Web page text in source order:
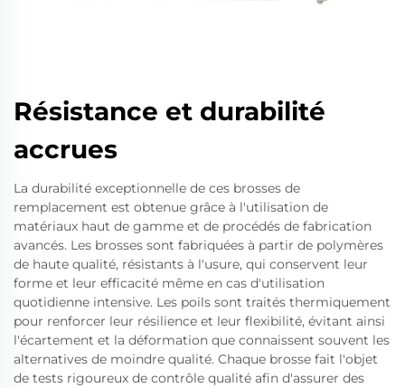
Résistance et durabilité
accrues
La durabilité exceptionnelle de ces brosses de
remplacement est obtenue grâce à l'utilisation de
matériaux haut de gamme et de procédés de fabrication
avancés. Les brosses sont fabriquées à partir de polymères
de haute qualité, résistants à l'usure, qui conservent leur
forme et leur efficacité même en cas d'utilisation
quotidienne intensive. Les poils sont traités thermiquement
pour renforcer leur résilience et leur flexibilité, évitant ainsi
l'écartement et la déformation que connaissent souvent les
alternatives de moindre qualité. Chaque brosse fait l'objet
de tests rigoureux de contrôle qualité afin d'assurer des